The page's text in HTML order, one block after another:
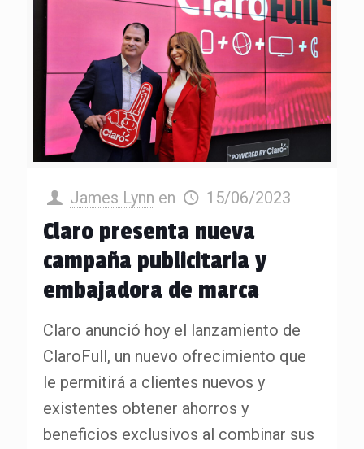
James Lynn en 15/06/2023
Claro presenta nueva
campaña publicitaria y
embajadora de marca
Claro anunció hoy el lanzamiento de
ClaroFull, un nuevo ofrecimiento que
le permitirá a clientes nuevos y
existentes obtener ahorros y
beneficios exclusivos al combinar sus